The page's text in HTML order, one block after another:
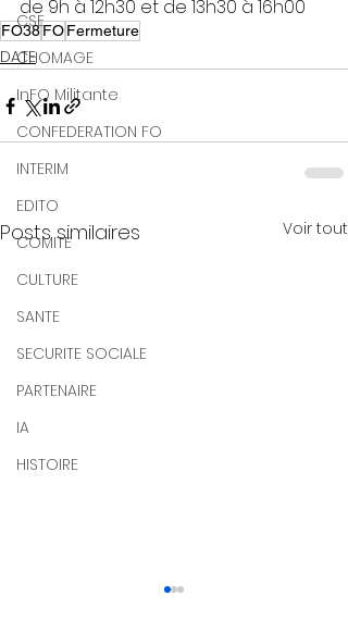
CSE
CHOMAGE
InFO Militante
CONFEDERATION FO
INTERIM
EDITO
COMITE
CULTURE
SANTE
SECURITE SOCIALE
PARTENAIRE
IA
HISTOIRE
de 9h à 12h30 et de 13h30 à 16h00
FO38FOFermeture
DATE
Posts similaires Voir tout